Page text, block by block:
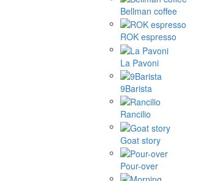
Bellman coffee
ROK espresso
La Pavoni
9Barista
Rancilio
Goat story
Pour-over